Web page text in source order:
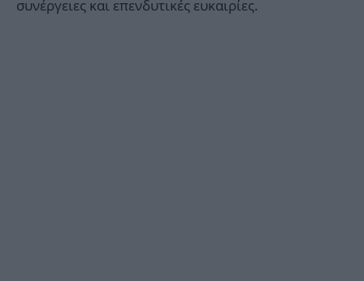
συνέργειες και επενδυτικές ευκαιρίες.